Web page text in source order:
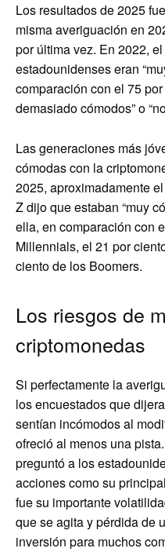
Los resultados de 2025
misma averiguación en
por última vez. En 2022,
estadounidenses eran
comparación con el 75
demasiado cómodos” o
Las generaciones más
cómodas con la
2025, aproximadamente
Z dijo que estaban “muy
ella, en comparación con
Millennials, el 21 por
ciento de los Boomers.
Los riesgos de
criptomonedas
Si perfectamente la
los encuestados que
sentían incómodos al
ofreció al menos una
preguntó a los
acciones como su
fue su importante
que se agita y pérdida de
inversión para muchos